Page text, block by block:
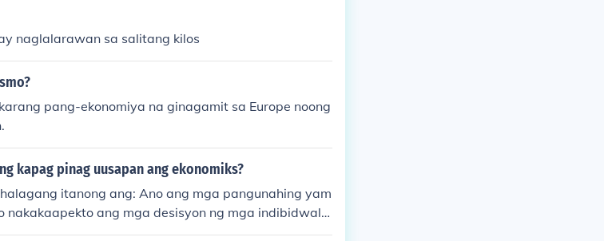
naglalarawan sa salitang kilos
pang-ekonomiya na ginagamit sa Europe noong
kapag pinag uusapan ang ekonomiks?
itanong ang: Ano ang mga pangunahing yam
nakakaapekto ang mga desisyon ng mga indibidwal a
mga sanhi at epekto ng inflation at unemployment? A